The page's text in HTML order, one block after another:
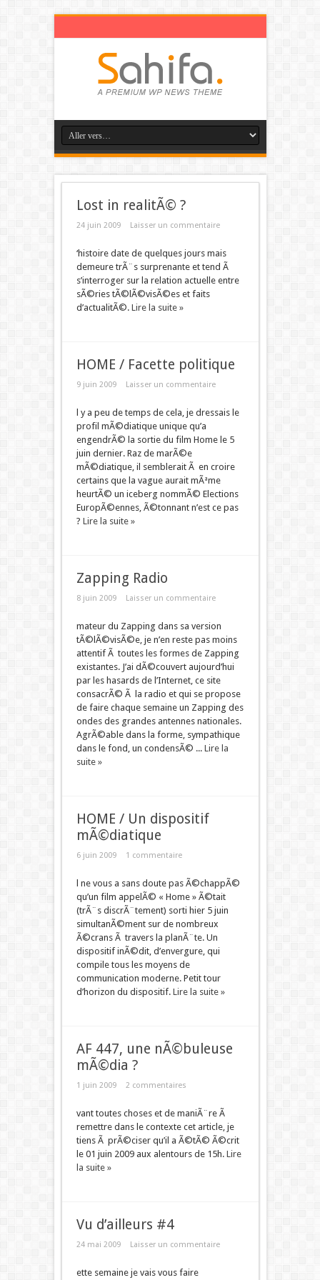
Lost in realitÃ© ?
24 juin 2009 Laisser un commentaire
‘histoire date de quelques jours mais
demeure trÃ¨s surprenante et tend Ã
s’interroger sur la relation actuelle entre
sÃ©ries tÃ©lÃ©visÃ©es et faits
d’actualitÃ©. Lire la suite »
HOME / Facette politique
9 juin 2009 Laisser un commentaire
l y a peu de temps de cela, je dressais le
profil mÃ©diatique unique qu’a
engendrÃ© la sortie du film Home le 5
juin dernier. Raz de marÃ©e
mÃ©diatique, il semblerait Ã en croire
certains que la vague aurait mÃªme
heurtÃ© un iceberg nommÃ© Elections
EuropÃ©ennes, Ã©tonnant n’est ce pas
? Lire la suite »
Zapping Radio
8 juin 2009 Laisser un commentaire
mateur du Zapping dans sa version
tÃ©lÃ©visÃ©e, je n’en reste pas moins
attentif Ã toutes les formes de Zapping
existantes. J’ai dÃ©couvert aujourd’hui
par les hasards de l’Internet, ce site
consacrÃ© Ã la radio et qui se propose
de faire chaque semaine un Zapping des
ondes des grandes antennes nationales.
AgrÃ©able dans la forme, sympathique
dans le fond, un condensÃ© ... Lire la
suite »
HOME / Un dispositif
mÃ©diatique
6 juin 2009 1 commentaire
l ne vous a sans doute pas Ã©chappÃ©
qu’un film appelÃ© « Home » Ã©tait
(trÃ¨s discrÃ¨tement) sorti hier 5 juin
simultanÃ©ment sur de nombreux
Ã©crans Ã travers la planÃ¨te. Un
dispositif inÃ©dit, d’envergure, qui
compile tous les moyens de
communication moderne. Petit tour
d’horizon du dispositif. Lire la suite »
AF 447, une nÃ©buleuse
mÃ©dia ?
1 juin 2009 2 commentaires
vant toutes choses et de maniÃ¨re Ã
remettre dans le contexte cet article, je
tiens Ã prÃ©ciser qu’il a Ã©tÃ© Ã©crit
le 01 juin 2009 aux alentours de 15h. Lire
la suite »
Vu d’ailleurs #4
24 mai 2009 Laisser un commentaire
ette semaine je vais vous faire